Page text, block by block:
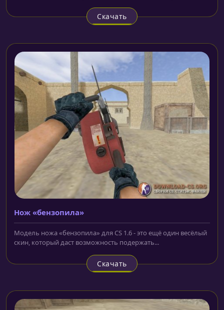
Скачать
Нож «бензопила»
Модель ножа «бензопила» для CS 1.6 - это ещё один весёлый
скин, который даст возможность подержать...
Скачать